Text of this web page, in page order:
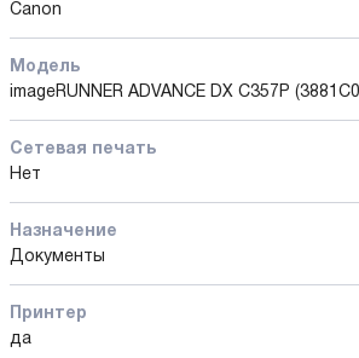
Canon
Модель
imageRUNNER ADVANCE DX C357P
Сетевая печать
Нет
Назначение
Документы
Принтер
да